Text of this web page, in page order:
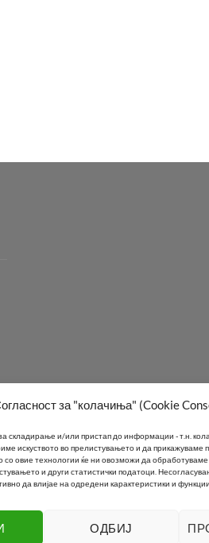
за "колачиња" (Cookie
складирање и/или пристап до информации - т.н.
искуството во прелистувањето и да прикажуваме
со овие технологии ќе ни овозможи да обработуваме
и други статистички податоци.
да влијае на одредени карактеристики и
ОДБИЈ